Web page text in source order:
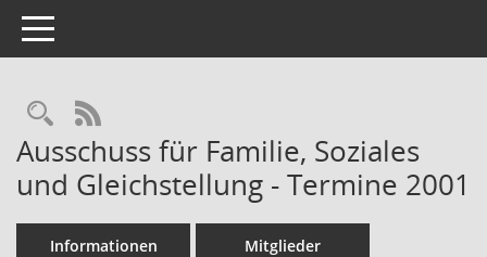
Toggle navigation
Rechercheauswahl
RSS-Feed
Ausschuss für Familie, Soziales
und Gleichstellung - Termine 2001
Informationen Mitglieder